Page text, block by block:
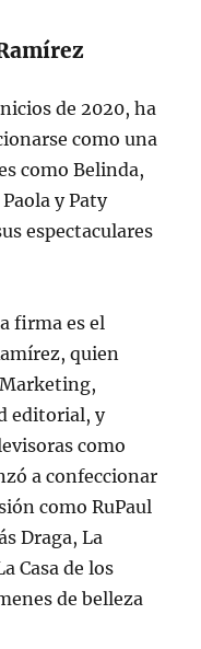
de 2020, ha
como una
como Belinda,
y Paty
espectaculares
firma es el
quien
editorial, y
como
a confeccionar
como RuPaul
Draga, La
Casa de los
de belleza